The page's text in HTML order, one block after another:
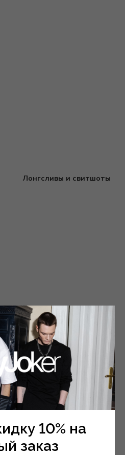
10% на
заказ
Лонгсливы и свитшоты